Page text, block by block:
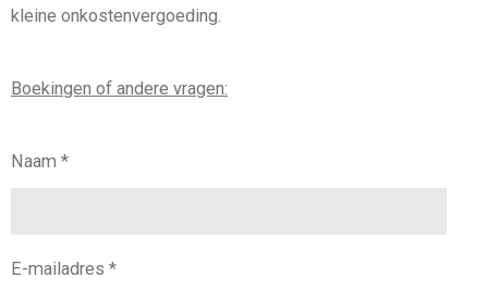
kleine onkostenvergoeding.
Boekingen of andere vragen:
Naam *
E-mailadres *